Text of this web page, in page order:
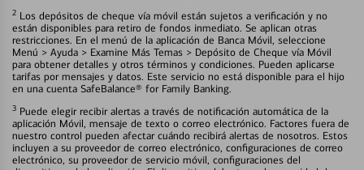
2 Los depósitos de cheque vía móvil están sujetos a verificación y no
están disponibles para retiro de fondos inmediato. Se aplican otras
restricciones. En el menú de la aplicación de Banca Móvil, seleccione
Menú > Ayuda > Examine Más Temas > Depósito de Cheque vía Móvil
para obtener detalles y otros términos y condiciones. Pueden aplicarse
tarifas por mensajes y datos. Este servicio no está disponible para el hijo
en una cuenta SafeBalance® for Family Banking.
3 Puede elegir recibir alertas a través de notificación automática de la
aplicación Móvil, mensaje de texto o correo electrónico. Factores fuera de
nuestro control pueden afectar cuándo recibirá alertas de nosotros. Estos
incluyen a su proveedor de correo electrónico, configuraciones de correo
electrónico, su proveedor de servicio móvil, configuraciones del